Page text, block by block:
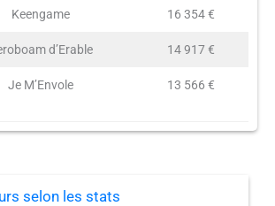
Keengame 16 354 €
d’Erable 14 917 €
Je M’Envole 13 566 €
selon les stats